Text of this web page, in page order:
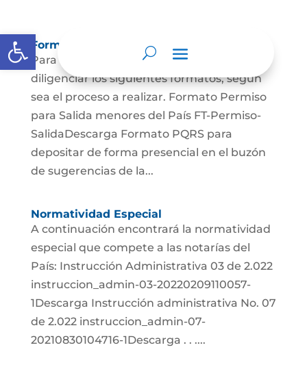
Abrir barra de herramientas
Formatos y/o Formularios Asociados
Para llevar a cabo sus trámites, por favor
diligenciar los siguientes formatos, según
sea el proceso a realizar. Formato Permiso
para Salida menores del País FT-Permiso-
SalidaDescarga Formato PQRS para
depositar de forma presencial en el buzón
de sugerencias de la...
Normatividad Especial
A continuación encontrará la normatividad
especial que compete a las notarías del
País: Instrucción Administrativa 03 de 2.022
instruccion_admin-03-20220209110057-
1Descarga Instrucción administrativa No. 07
de 2.022 instruccion_admin-07-
20210830104716-1Descarga . . ....